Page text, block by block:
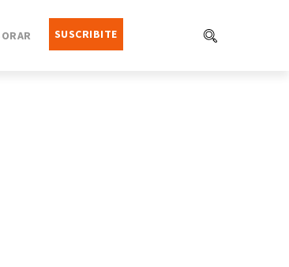
SUSCRIBITE